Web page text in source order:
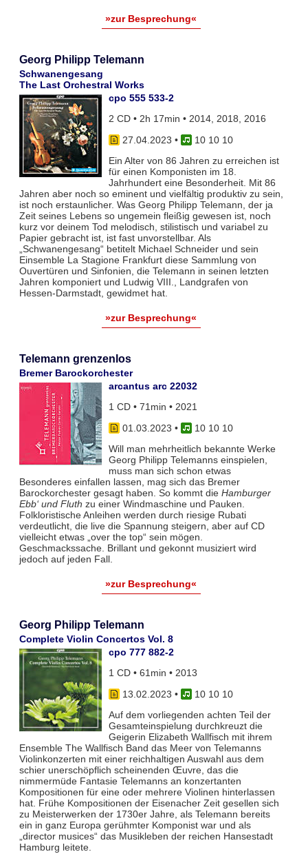
»zur Besprechung«
Georg Philipp Telemann
Schwanengesang
The Last Orchestral Works
cpo 555 533-2
2 CD • 2h 17min • 2014, 2018, 2016
27.04.2023 •
10 10 10
Ein Alter von 86 Jahren zu erreichen ist
für einen Komponisten im 18.
Jahrhundert eine Besonderheit. Mit 86
Jahren aber noch so eminent und vielfältig produktiv zu sein,
ist noch erstaunlicher. Was Georg Philipp Telemann, der ja
Zeit seines Lebens so ungemein fleißig gewesen ist, noch
kurz vor deinem Tod melodisch, stilistisch und variabel zu
Papier gebracht ist, ist fast unvorstellbar. Als
„Schwanengesang“ betitelt Michael Schneider und sein
Einsemble La Stagione Frankfurt diese Sammlung von
Ouvertüren und Sinfonien, die Telemann in seinen letzten
Jahren komponiert und Ludwig VIII., Landgrafen von
Hessen-Darmstadt, gewidmet hat.
»zur Besprechung«
Telemann grenzenlos
Bremer Barockorchester
arcantus arc 22032
1 CD • 71min • 2021
01.03.2023 •
10 10 10
Will man mehrheitlich bekannte Werke
Georg Philipp Telemanns einspielen,
muss man sich schon etwas
Besonderes einfallen lassen, mag sich das Bremer
Barockorchester gesagt haben. So kommt die Hamburger
Ebb‘ und Fluth zu einer Windmaschine und Pauken.
Folkloristische Anleihen werden durch riesige Rubati
verdeutlicht, die live die Spannung steigern, aber auf CD
vielleicht etwas „over the top“ sein mögen.
Geschmackssache. Brillant und gekonnt musiziert wird
jedoch auf jeden Fall.
»zur Besprechung«
Georg Philipp Telemann
Complete Violin Concertos Vol. 8
cpo 777 882-2
1 CD • 61min • 2013
13.02.2023 •
10 10 10
Auf dem vorliegenden achten Teil der
Gesamteinspielung durchkreuzt die
Geigerin Elizabeth Wallfisch mit ihrem
Ensemble The Wallfisch Band das Meer von Telemanns
Violinkonzerten mit einer reichhaltigen Auswahl aus dem
schier unerschöpflich scheinenden Œuvre, das die
nimmermüde Fantasie Telemanns an konzertanten
Kompositionen für eine oder mehrere Violinen hinterlassen
hat. Frühe Kompositionen der Eisenacher Zeit gesellen sich
zu Meisterwerken der 1730er Jahre, als Telemann bereits
ein in ganz Europa gerühmter Komponist war und als
„director musices“ das Musikleben der reichen Hansestadt
Hamburg leitete.